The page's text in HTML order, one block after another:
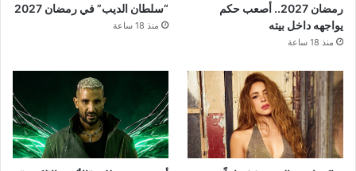
رمضان 2027.. أصعب حكم
يواجهه داخل بيته
منذ 18 ساعة
“سلطان الديب” في رمضان 2027
منذ 18 ساعة